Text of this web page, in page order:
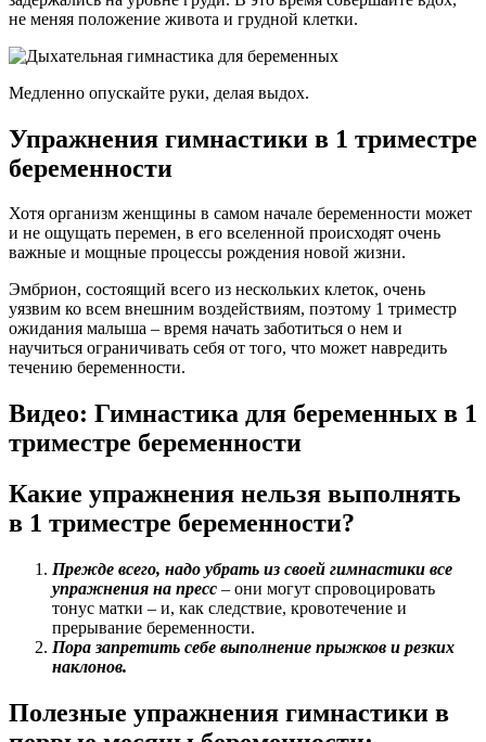
не меняя положение живота и грудной клетки.
Медленно опускайте руки, делая выдох.
Упражнения гимнастики в 1 триместре
беременности
Хотя организм женщины в самом начале беременности может
и не ощущать перемен, в его вселенной происходят очень
важные и мощные процессы рождения новой жизни.
Эмбрион, состоящий всего из нескольких клеток, очень
уязвим ко всем внешним воздействиям, поэтому 1 триместр
ожидания малыша – время начать заботиться о нем и
научиться ограничивать себя от того, что может навредить
течению беременности.
Видео: Гимнастика для беременных в 1
триместре беременности
Какие упражнения нельзя выполнять
в 1 триместре беременности?
Прежде всего, надо убрать из своей гимнастики все
упражнения на пресс – они могут спровоцировать
тонус матки – и, как следствие, кровотечение и
прерывание беременности.
Пора запретить себе выполнение прыжков и резких
наклонов.
Полезные упражнения гимнастики в